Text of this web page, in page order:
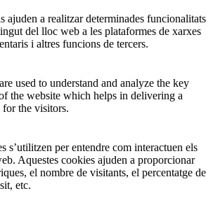
ajuden a realitzar determinades funcionalitats
del lloc web a les plataformes de xarxes
i altres funcions de tercers.
used to understand and analyze the key
the website which helps in delivering a
for the visitors.
s’utilitzen per entendre com interactuen els
Aquestes cookies ajuden a proporcionar
el nombre de visitants, el percentatge de
etc.